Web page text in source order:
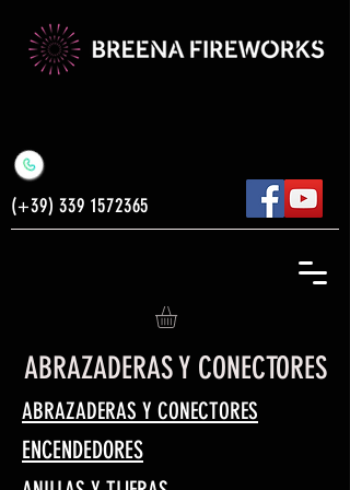
(+39)339 1572365
ABRAZADERAS Y CONECTORES
ABRAZADERAS Y CONECTORES
ENCENDEDORES